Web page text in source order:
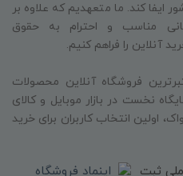
ایفا کند. ما متعهدیم که علاوه بر
مناسب و احترام به حقوق
آنلاین را فراهم کنیم.
فروشگاه آنلاین محصولات
نخست در بازار موبایل و کالای
اولین انتخاب کاربران برای خرید